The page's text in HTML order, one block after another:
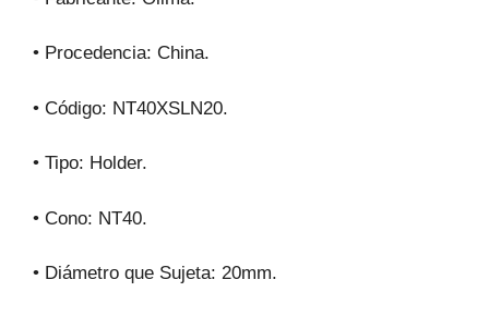
• Procedencia: China.
• Código: NT40XSLN20.
• Tipo: Holder.
• Cono: NT40.
• Diámetro que Sujeta: 20mm.